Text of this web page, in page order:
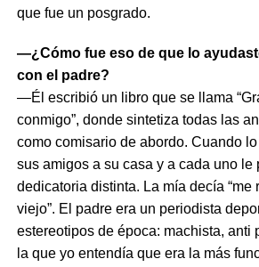
que fue un posgrado.
—¿Cómo fue eso de que lo
con el padre?
—Él escribió un libro que se llama
conmigo”, donde sintetiza todas las
como comisario de abordo. Cuando
sus amigos a su casa y a cada uno le
dedicatoria distinta. La mía decía “me
viejo”. El padre era un periodista
estereotipos de época: machista,
la que yo entendía que era la más